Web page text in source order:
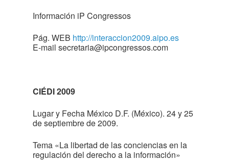
Información iP Congressos
Pág. WEB http://interaccion2009.aipo.es
E-mail secretaria@ipcongressos.com
CIÉDI 2009
Lugar y Fecha México D.F. (México). 24 y 25
de septiembre de 2009.
Tema «La libertad de las conciencias en la
regulación del derecho a la información»